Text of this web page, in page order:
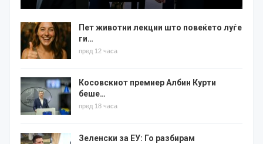
Пет животни лекции што повеќето луѓе
ги…
пред 12 часа
Косовскиот премиер Албин Курти
беше…
пред 18 часа
Зеленски за ЕУ: Го разбирам